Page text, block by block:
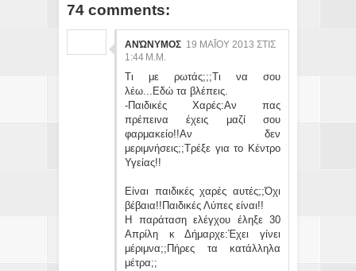
74 comments:
ΑΝΏΝΥΜΟΣ 19 ΜΑΪ́ΟΥ 2013 ΣΤΙΣ 1:
44 Μ.Μ.
Τι με ρωτάς;;;Τι να σου
λέω...Εδώ τα βλέπεις.
-Παιδικές Χαρές:Αν πας
πρέπεινα έχεις μαζί σου
φαρμακείο!!Αν δεν
μεριμνήσεις;;Τρέξε για το Κέντρο
Υγείας!!
Είναι παιδικές χαρές αυτές;;Όχι
βέβαια!!Παιδικές Λύπες είναι!!
Η παράταση ελέγχου έληξε 30
Απρίλη κ Δήμαρχε:Έχει γίνει
μέριμνα;;Πήρες τα κατάλληλα
μέτρα;;